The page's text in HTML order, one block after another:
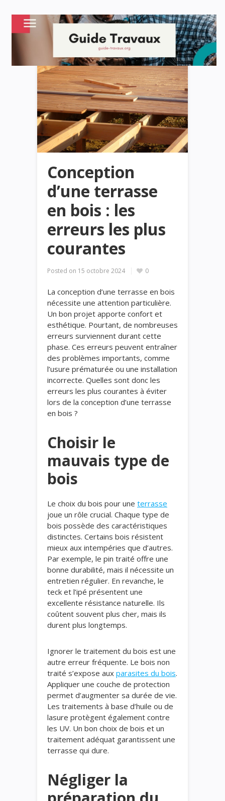
Conception
d’une terrasse
en bois : les
erreurs les plus
courantes
Posted on 15 octobre 2024 0
La conception d’une terrasse en bois
nécessite une attention particulière.
Un bon projet apporte confort et
esthétique. Pourtant, de nombreuses
erreurs surviennent durant cette
phase. Ces erreurs peuvent entraîner
des problèmes importants, comme
l’usure prématurée ou une installation
incorrecte. Quelles sont donc les
erreurs les plus courantes à éviter
lors de la conception d’une terrasse
en bois ?
Choisir le
mauvais type de
bois
Le choix du bois pour une terrasse
joue un rôle crucial. Chaque type de
bois possède des caractéristiques
distinctes. Certains bois résistent
mieux aux intempéries que d’autres.
Par exemple, le pin traité offre une
bonne durabilité, mais il nécessite un
entretien régulier. En revanche, le
teck et l’ipé présentent une
excellente résistance naturelle. Ils
coûtent souvent plus cher, mais ils
durent plus longtemps.
Ignorer le traitement du bois est une
autre erreur fréquente. Le bois non
traité s’expose aux parasites du bois.
Appliquer une couche de protection
permet d’augmenter sa durée de vie.
Les traitements à base d’huile ou de
lasure protègent également contre
les UV. Un bon choix de bois et un
traitement adéquat garantissent une
terrasse qui dure.
Négliger la